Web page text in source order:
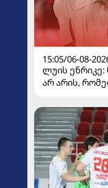
15:05/06-08-
ლუის ენრიკე:
არ არის,